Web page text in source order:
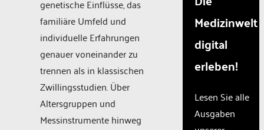
genetische Einflüsse, das
familiäre Umfeld und
individuelle Erfahrungen
genauer voneinander zu
trennen als in klassischen
Zwillingsstudien. Über
Altersgruppen und
Messinstrumente hinweg
Medizinwelt
digital
erleben!
Lesen Sie alle
Ausgaben